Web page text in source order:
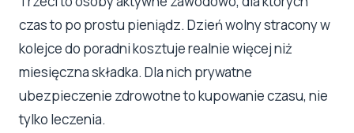
czas to po prostu pieniądz. Dzień wolny stracony w
kolejce do poradni kosztuje realnie więcej niż
miesięczna składka. Dla nich prywatne
ubezpieczenie zdrowotne to kupowanie czasu, nie
tylko leczenia.